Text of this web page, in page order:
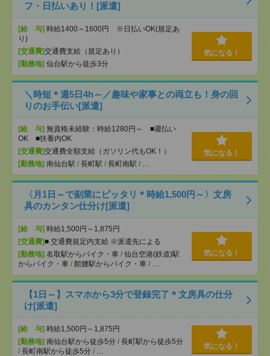
フ・日払いあり！[派遣]
[給 与] 時給1400～1600円 ※日払いOK(規定あ
り)
[交通費]交通費支給（規定あり）
[勤務地] 仙台駅から徒歩3分
気になる！
＼時短＊週5日4h～／趣味や家事との両立も！身の回
りのお手伝い[派遣]
[給 与] 無資格未経験：時給1280円～ ■週払い
OK ■扶養内OK
[交通費]交通費全額支給（ガソリン代もOK！）
[勤務地] 南仙台駅 / 長町駅 / 長町南駅 / …
気になる！
〈月1日～で副業にピッタリ＊時給1,500円～〉文房
具のカンタン仕分け[派遣]
[給 与] 時給1,500円～1,875円
[交通費]■ 交通費規定内支給 ※派遣先による
[勤務地] 名取駅からバイク・車 / 仙台空港(鉄道)駅
からバイク・車 / 館腰駅からバイク・車 / …
気になる！
【1日～】スマホから3分で登録完了＊文房具の仕分
け[派遣]
[給 与] 時給1,500円～1,875円
[勤務地] 南仙台駅から徒歩5分 / 長町駅から徒歩5分
/ 長町南駅から徒歩5分 / …
気になる！